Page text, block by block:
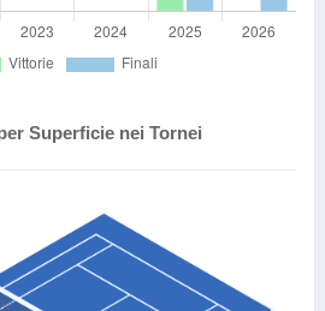
Superficie nei Tornei